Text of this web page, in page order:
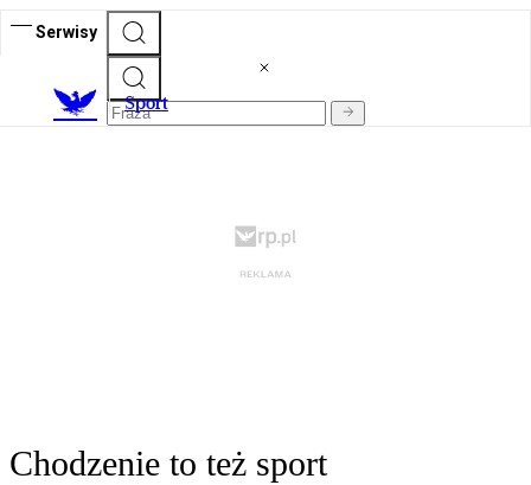
Serwisy
Sport
Chodzenie to też sport